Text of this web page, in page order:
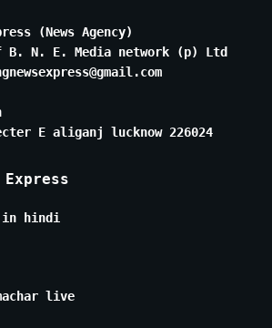
(News Agency)
B. N. E. Media network (p) Ltd
E aliganj lucknow 226024
in hindi
live